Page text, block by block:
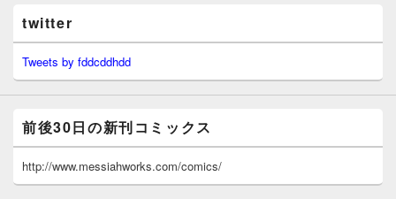
twitter
Tweets by fddcddhdd
前後30日の新刊コミックス
http://www.messiahworks.com/comics/